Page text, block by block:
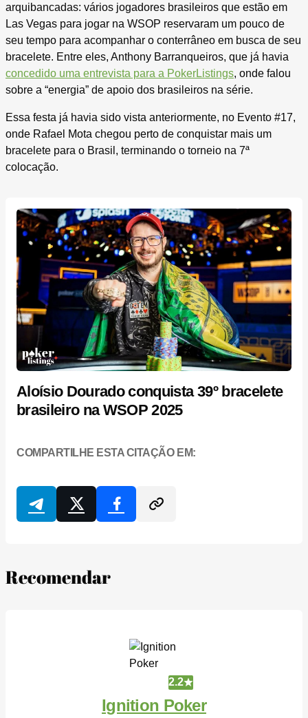
arquibancadas: vários jogadores brasileiros que estão em
Las Vegas para jogar na WSOP reservaram um pouco de
seu tempo para acompanhar o conterrâneo em busca de seu
bracelete. Entre eles, Anthony Barranqueiros, que já havia
concedido uma entrevista para a PokerListings, onde falou
sobre a “energia” de apoio dos brasileiros na série.
Essa festa já havia sido vista anteriormente, no Evento #17,
onde Rafael Mota chegou perto de conquistar mais um
bracelete para o Brasil, terminando o torneio na 7ª
colocação.
Aloísio Dourado conquista 39º bracelete
brasileiro na WSOP 2025
COMPARTILHE ESTA CITAÇÃO EM:
Recomendar
2.2
Ignition Poker